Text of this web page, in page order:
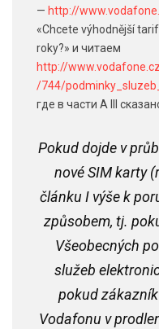
— http://
«Chcete výhodnější
roky?» и читаем
http://
/744/
где в части A III
Pokud dojde v
nové SIM karty
článku I výše k
způsobem, tj.
Všeobecných
služeb
pokud
Vodafonu v